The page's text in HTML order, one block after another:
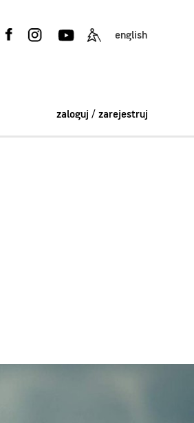
english
zaloguj / zarejestruj